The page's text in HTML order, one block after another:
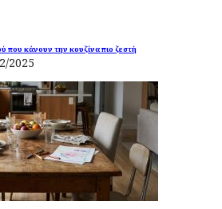
που κάνουν την κουζίνα πιο ζεστή
2025